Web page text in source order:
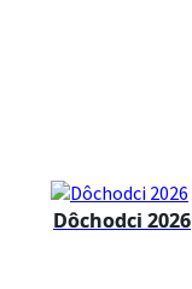
Dôchodci 2026